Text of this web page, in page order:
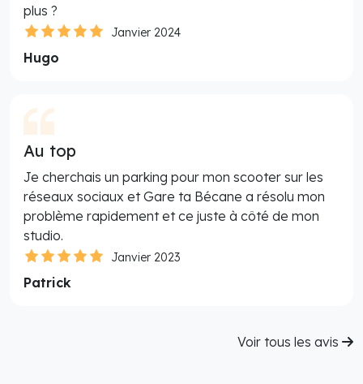
plus ?
Janvier 2024
Hugo
Au top
Je cherchais un parking pour mon scooter sur les
réseaux sociaux et Gare ta Bécane a résolu mon
problème rapidement et ce juste à côté de mon
studio.
Janvier 2023
Patrick
Voir tous les avis